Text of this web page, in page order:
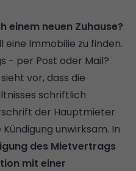
einem neuen Zuhause?
eine Immobilie zu finden.
- per Post oder Mail?
vor, dass die
schriftlich
der Hauptmieter
unwirksam. In
des Mietvertrags
mit einer